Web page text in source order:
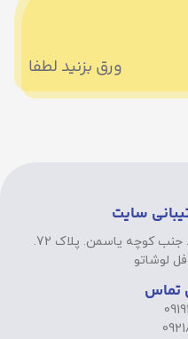
ورق بزنید لطفا
سایت
خیابان حافظ. خیابان نوفل لوشاتو. جنب کوچه یاسمن. پلاک 72.
لوشاتو
تماس